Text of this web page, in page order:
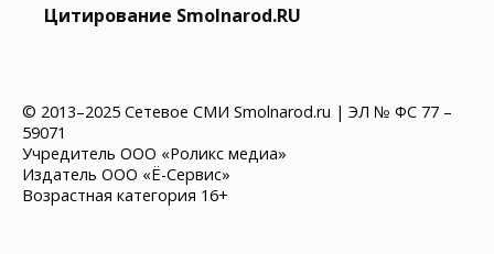
Цитирование Smolnarod.RU
© 2013–2025 Сетевое СМИ Smolnarod.ru | ЭЛ № ФС 77 –
59071
Учредитель ООО «Роликс медиа»
Издатель ООО «Ё-Сервис»
Возрастная категория 16+